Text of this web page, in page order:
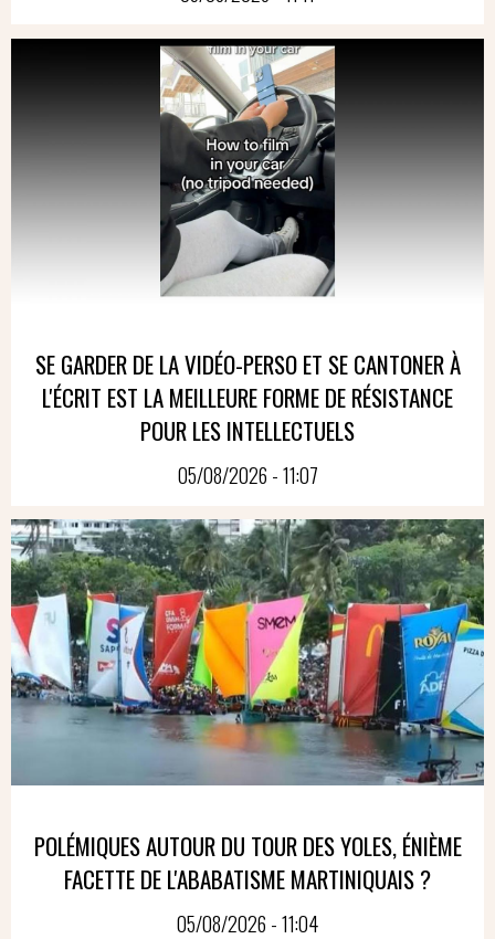
SE GARDER DE LA VIDÉO-PERSO ET SE CANTONER À
L'ÉCRIT EST LA MEILLEURE FORME DE RÉSISTANCE
POUR LES INTELLECTUELS
05/08/2026 - 11:07
POLÉMIQUES AUTOUR DU TOUR DES YOLES, ÉNIÈME
FACETTE DE L'ABABATISME MARTINIQUAIS ?
05/08/2026 - 11:04